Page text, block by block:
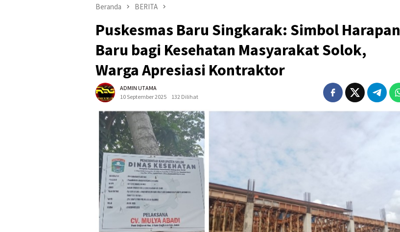
Beranda BERITA
Puskesmas Baru Singkarak: Simbol Harapan
Baru bagi Kesehatan Masyarakat Solok,
Warga Apresiasi Kontraktor
ADMIN UTAMA
10 September 2025
132 Dilihat